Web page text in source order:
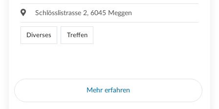
Schlösslistrasse 2, 6045 Meggen
Diverses Treffen
Mehr erfahren